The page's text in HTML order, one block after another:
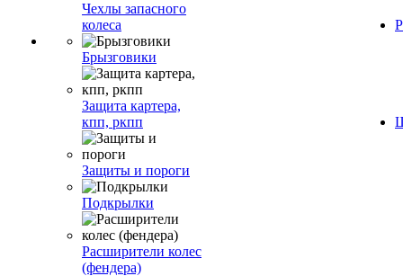
Чехлы запасного
колеса
Брызговики
Защита картера,
кпп, ркпп
Защиты и пороги
Подкрылки
Расширители колес
(фендера)